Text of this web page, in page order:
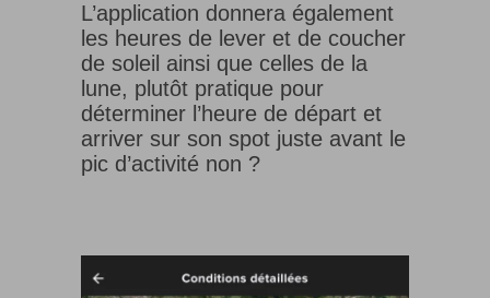
L’application donnera également
les heures de lever et de coucher
de soleil ainsi que celles de la
lune, plutôt pratique pour
déterminer l’heure de départ et
arriver sur son spot juste avant le
pic d’activité non ?